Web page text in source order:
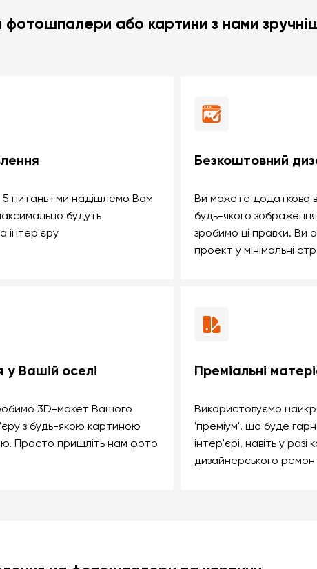
фотошпалери або картини з нами
5 питань і ми надішлемо Вам
будуть
інтер'єру
Безкоштовний
Ви можете додатково
будь-якого
зробимо ці правки. Ви
проект у мінімальні
у Вашій оселі
3D-макет Вашого
з будь-якою картиною
Просто пришліть нам фото
Преміальні
Використовуємо
'преміум', що буде
інтер'єрі, навіть у разі
дизайнерського